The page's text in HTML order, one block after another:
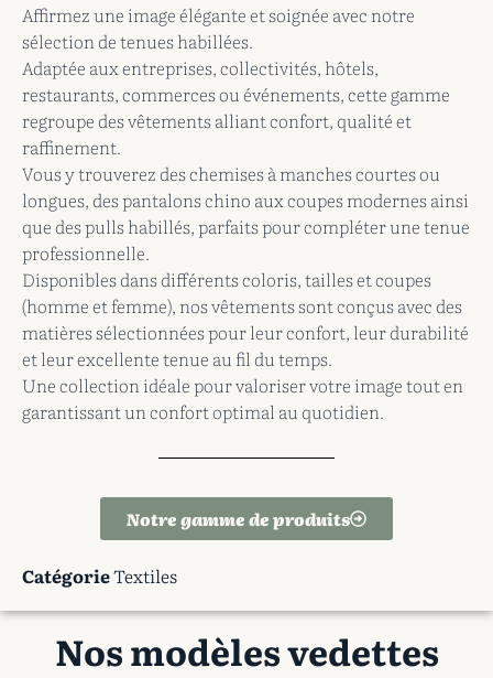
Affirmez une image élégante et soignée avec notre
sélection de tenues habillées.
Adaptée aux entreprises, collectivités, hôtels,
restaurants, commerces ou événements, cette gamme
regroupe des vêtements alliant confort, qualité et
raffinement.
Vous y trouverez des chemises à manches courtes ou
longues, des pantalons chino aux coupes modernes ainsi
que des pulls habillés, parfaits pour compléter une tenue
professionnelle.
Disponibles dans différents coloris, tailles et coupes
(homme et femme), nos vêtements sont conçus avec des
matières sélectionnées pour leur confort, leur durabilité
et leur excellente tenue au fil du temps.
Une collection idéale pour valoriser votre image tout en
garantissant un confort optimal au quotidien.
Notre gamme de produits
CatégorieTextiles
Nos modèles vedettes